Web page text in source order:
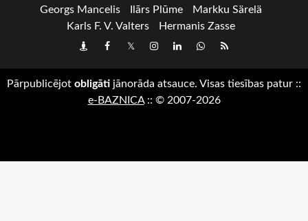
Georgs Mancelis
Ilārs Plūme
Markku Särelä
Karls F. V. Valters
Hermanis Zasse
DraugiemFacebook
TwitterInstagram
LinkedInwhatsapp
RSS
Pārpublicējot obligāti jānorāda atsauce. Visas tiesības patur ::
e-BAZNICA:: © 2007-2026